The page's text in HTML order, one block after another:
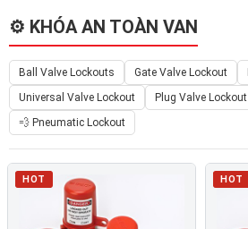
⚙️ KHÓA AN TOÀN VAN
Ball Valve Lockouts Gate Valve Lockout
Universal Valve Lockout
Plug Valve Lockout
💨 Pneumatic Lockout
HOT HOT